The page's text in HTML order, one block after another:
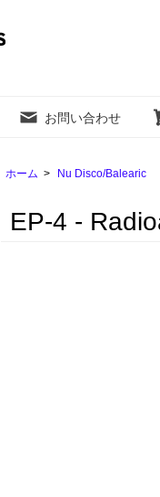
お問い合わせ
ホーム > Nu Disco/Balearic
EP-4 -